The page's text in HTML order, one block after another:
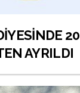
20
AYRILDI